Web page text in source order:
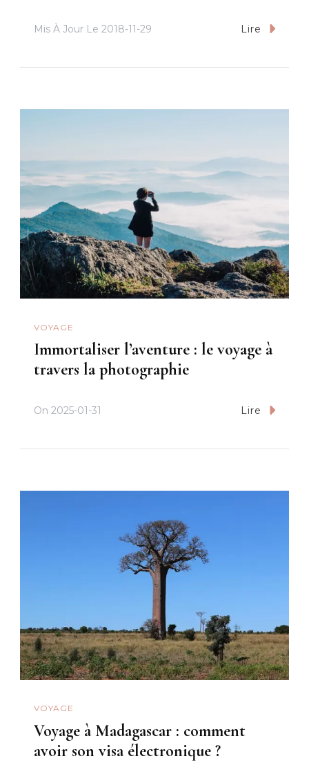
Mis À Jour Le 2018-11-29 Lire
VOYAGE
Immortaliser l’aventure : le voyage à
travers la photographie
On 2025-01-31 Lire
VOYAGE
Voyage à Madagascar : comment
avoir son visa électronique ?